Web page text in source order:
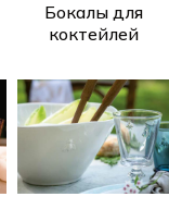
Бокалы для
коктейлей